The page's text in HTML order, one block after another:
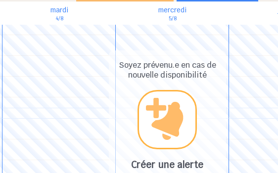
Soyez prévenu.e en cas de
nouvelle disponibilité
Créer une alerte
mardi
4/8
mercredi
5/8